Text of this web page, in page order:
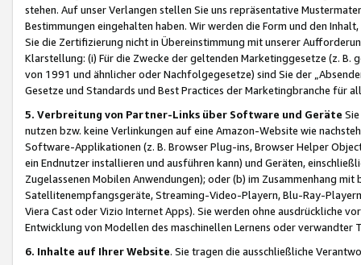
stehen. Auf unser Verlangen stellen Sie uns repräsentative
Bestimmungen eingehalten haben. Wir werden die Form und den
Sie die Zertifizierung nicht in Übereinstimmung mit unserer
Klarstellung: (i) Für die Zwecke der geltenden Marketinggesetze (z. B.
von 1991 und ähnlicher oder Nachfolgegesetze) sind Sie der
Gesetze und Standards und Best Practices der Marketingbranche für
5. Verbreitung von Partner-Links über Software und Geräte
nutzen bzw. keine Verlinkungen auf eine Amazon-Website wie
Software-Applikationen (z. B. Browser Plug-ins, Browser Helper
ein Endnutzer installieren und ausführen kann) und Geräten,
Zugelassenen Mobilen Anwendungen); oder (b) im Zusammenhang
Satellitenempfangsgeräte, Streaming-Video-Playern, Blu-Ray-
Viera Cast oder Vizio Internet Apps). Sie werden ohne ausdrückliche
Entwicklung von Modellen des maschinellen Lernens oder
6. Inhalte auf Ihrer Website. Sie tragen die ausschließliche